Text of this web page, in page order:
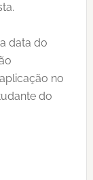
data do
no
do